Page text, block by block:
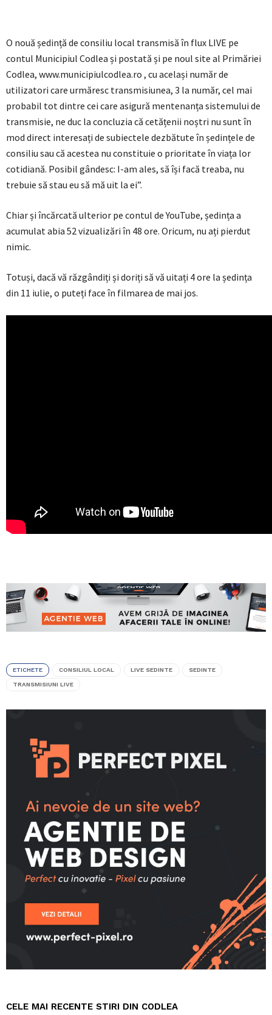
O nouă ședință de consiliu local transmisă în flux LIVE pe
contul Municipiul Codlea și postată și pe noul site al Primăriei
Codlea, www.municipiulcodlea.ro , cu același număr de
utilizatori care urmăresc transmisiunea, 3 la număr, cel mai
probabil tot dintre cei care asigură mentenanța sistemului de
transmisie, ne duc la concluzia că cetățenii noștri nu sunt în
mod direct interesați de subiectele dezbătute în ședințele de
consiliu sau că acestea nu constituie o prioritate în viața lor
cotidiană. Posibil gândesc: I-am ales, să își facă treaba, nu
trebuie să stau eu să mă uit la ei”.
Chiar și încărcată ulterior pe contul de YouTube, ședința a
acumulat abia 52 vizualizări în 48 ore. Oricum, nu ați pierdut
nimic.
Totuși, dacă vă răzgândiți și doriți să vă uitați 4 ore la ședința
din 11 iulie, o puteți face în filmarea de mai jos.
ETICHETE CONSILIUL LOCAL LIVE SEDINTE SEDINTE
TRANSMISIUNI LIVE
CELE MAI RECENTE STIRI DIN CODLEA